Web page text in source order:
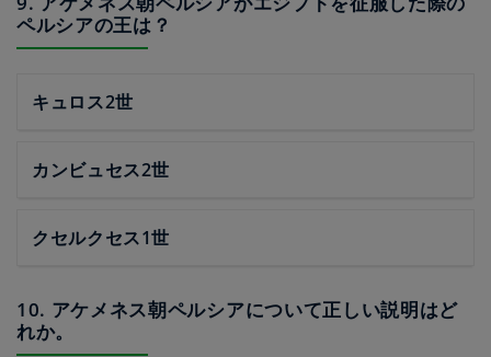
ペルシアの王は？
キュロス2世
カンビュセス2世
クセルクセス1世
10. アケメネス朝ペルシアについて正しい説明はど
れか。